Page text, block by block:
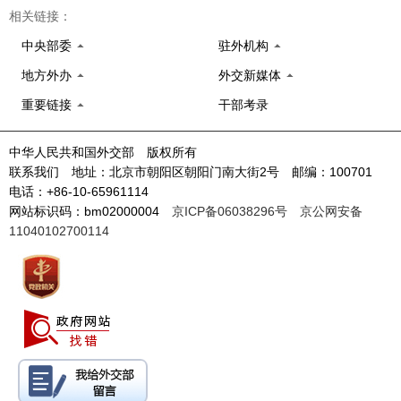
相关链接：
中央部委 驻外机构
地方外办 外交新媒体
重要链接 干部考录
中华人民共和国外交部 版权所有
联系我们 地址：北京市朝阳区朝阳门南大街2号 邮编：100701
电话：+86-10-65961114
网站标识码：bm02000004 京ICP备06038296号
京公网安备
11040102700114